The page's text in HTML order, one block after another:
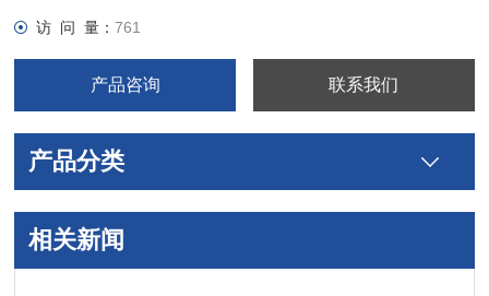
访 问 量：761
产品咨询 联系我们
产品分类
相关新闻